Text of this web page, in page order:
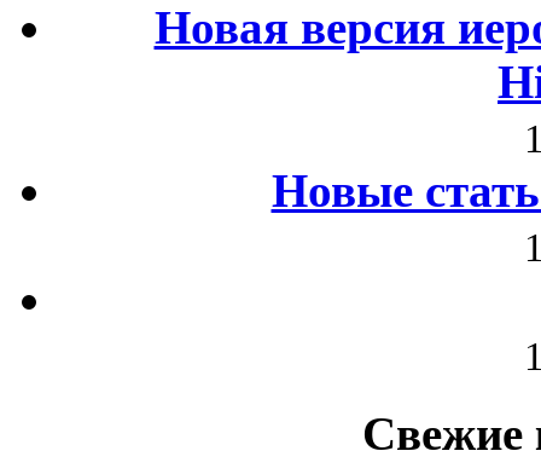
Новая версия
Новые
Свежие